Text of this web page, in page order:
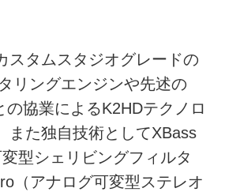
タムスタジオグレードの
リングエンジンや先述の
の協業によるK2HDテクノロ
また独自技術としてXBass
型シェリビングフィルタ
（アナログ可変型ステレオ